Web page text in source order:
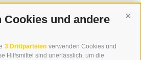
Cookies und andere
3 Drittparteien verwenden Cookies und
Hilfsmittel sind unerlässlich, um die